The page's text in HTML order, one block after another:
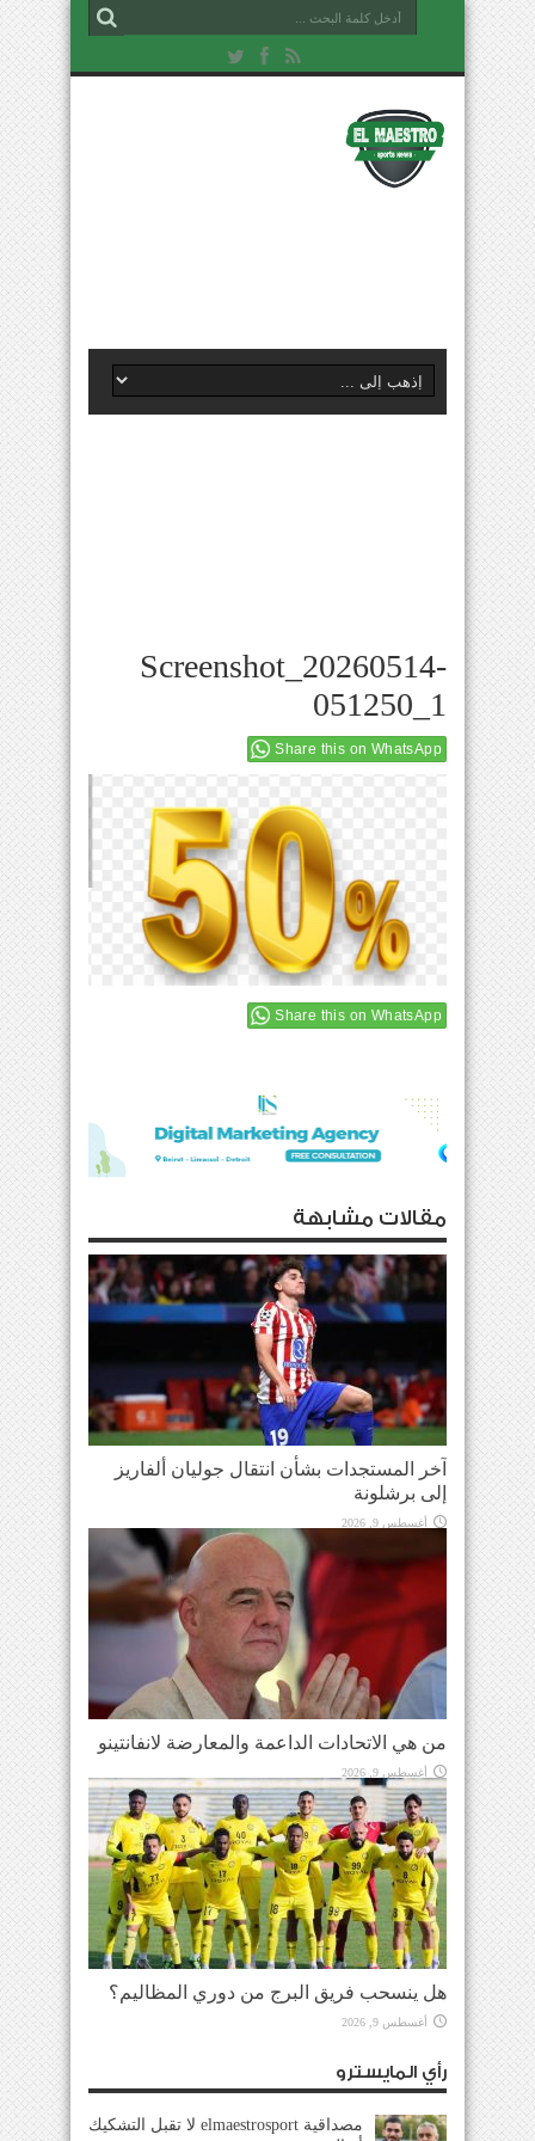
Screenshot_20260514-
051250_1
Share this on WhatsApp
Share this on WhatsApp
مقالات مشابهة
آخر المستجدات بشأن انتقال جوليان ألفاريز
إلى برشلونة
أغسطس 9, 2026
من هي الاتحادات الداعمة والمعارضة لانفانتينو
أغسطس 9, 2026
هل ينسحب فريق البرج من دوري المظاليم؟
أغسطس 9, 2026
رأي المايسترو
مصداقية elmaestrosport لا تقبل التشكيك